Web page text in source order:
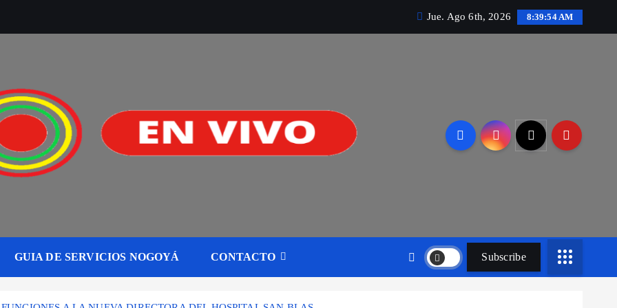
Jue. Ago 6th, 2026 8:39:55 AM
GUIA DE SERVICIOS NOGOYÁ CONTACTO Subscribe